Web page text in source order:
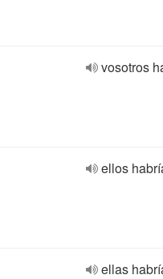
vosotros
ellos
ellas